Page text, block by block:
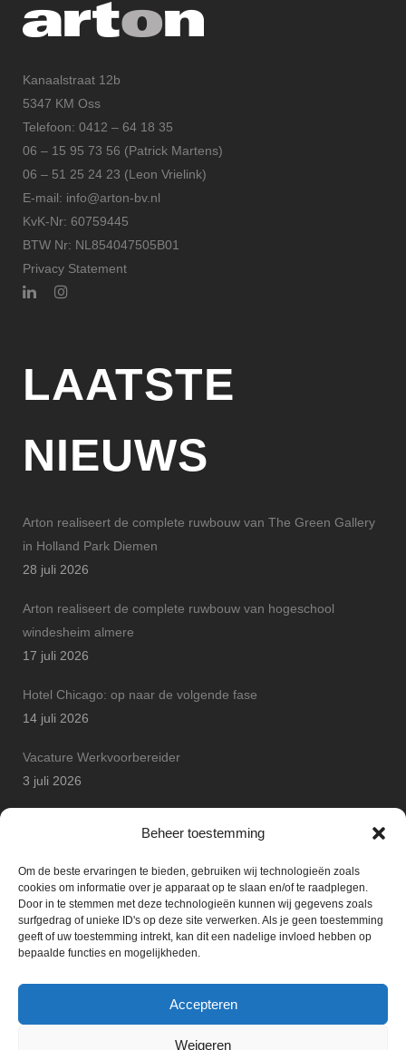
Beheer toestemming
Om de beste ervaringen te bieden, gebruiken wij technologieën zoals
cookies om informatie over je apparaat op te slaan en/of te raadplegen.
Door in te stemmen met deze technologieën kunnen wij gegevens zoals
surfgedrag of unieke ID's op deze site verwerken. Als je geen toestemming
geeft of uw toestemming intrekt, kan dit een nadelige invloed hebben op
bepaalde functies en mogelijkheden.
Accepteren
Weigeren
Kanaalstraat 12b
5347 KM Oss
Telefoon: 0412 – 64 18 35
06 – 15 95 73 56 (Patrick Martens)
06 – 51 25 24 23 (Leon Vrielink)
E-mail: info@arton-bv.nl
KvK-Nr: 60759445
BTW Nr: NL854047505B01
Privacy Statement
LAATSTE
NIEUWS
Arton realiseert de complete ruwbouw van The Green Gallery
in Holland Park Diemen
28 juli 2026
Arton realiseert de complete ruwbouw van hogeschool
windesheim almere
17 juli 2026
Hotel Chicago: op naar de volgende fase
14 juli 2026
Vacature Werkvoorbereider
3 juli 2026